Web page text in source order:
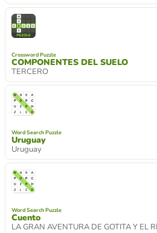
Crossword Puzzle
COMPONENTES DEL SUELO
TERCERO
Word Search Puzzle
Uruguay
Uruguay
Word Search Puzzle
Cuento
LA GRAN AVENTURA DE GOTITA Y EL